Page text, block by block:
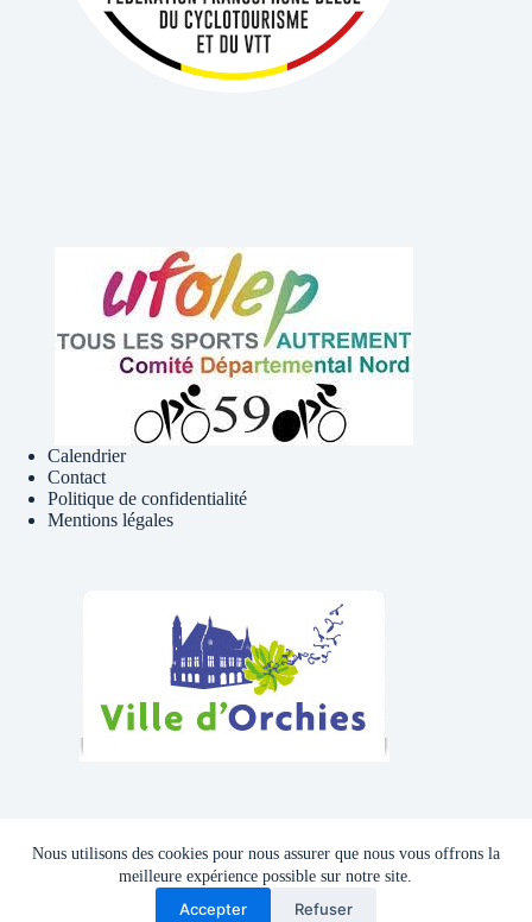
Nous utilisons des cookies pour nous assurer que nous vous offrons la
meilleure expérience possible sur notre site.
Accepter Refuser
Calendrier
Contact
Politique de confidentialité
Mentions légales
Tél : 06 81 41 39 09